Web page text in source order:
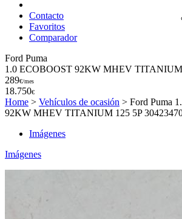
Contacto
Favoritos
Comparador
Ford Puma
1.0 ECOBOOST 92KW MHEV
289€/mes
18.750€
Home > Vehículos de ocasión > Ford Puma
92KW MHEV TITANIUM 125 5P
Imágenes
Imágenes